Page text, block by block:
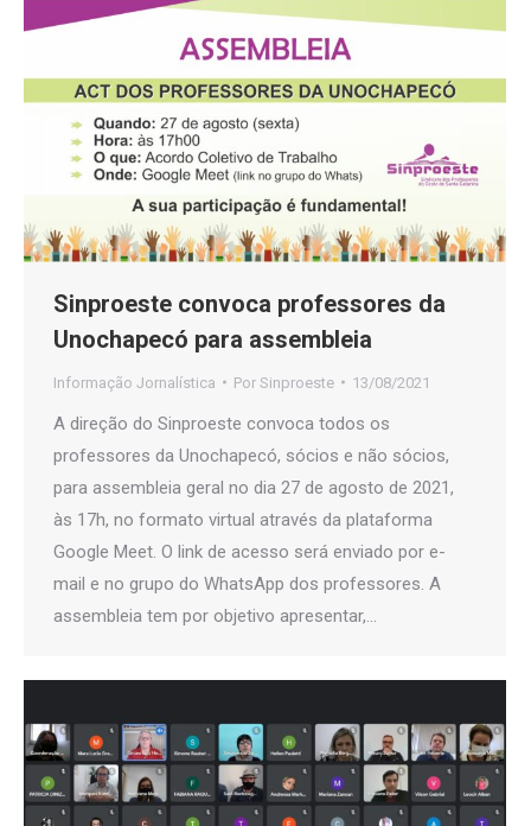
Sinproeste convoca professores da
Unochapecó para assembleia
Informação Jornalística Por Sinproeste 13/08/2021
A direção do Sinproeste convoca todos os
professores da Unochapecó, sócios e não sócios,
para assembleia geral no dia 27 de agosto de 2021,
às 17h, no formato virtual através da plataforma
Google Meet. O link de acesso será enviado por e-
mail e no grupo do WhatsApp dos professores. A
assembleia tem por objetivo apresentar,…